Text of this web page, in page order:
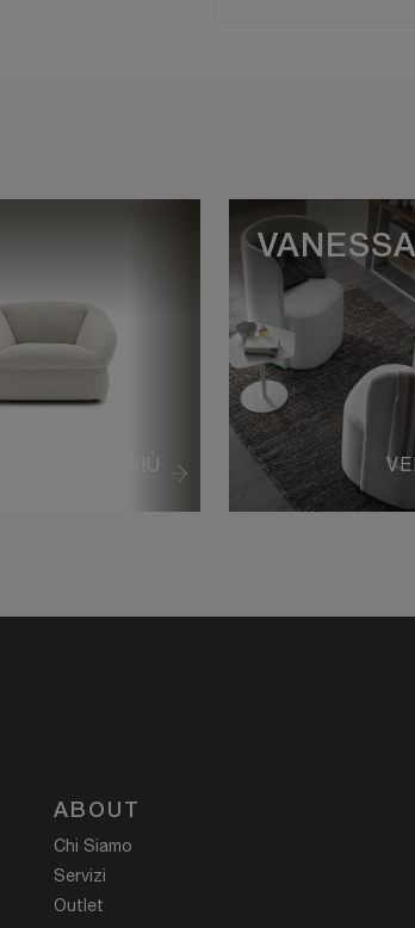
VEDI DI PIÙ
ABOUT
Chi Siamo
Servizi
Outlet